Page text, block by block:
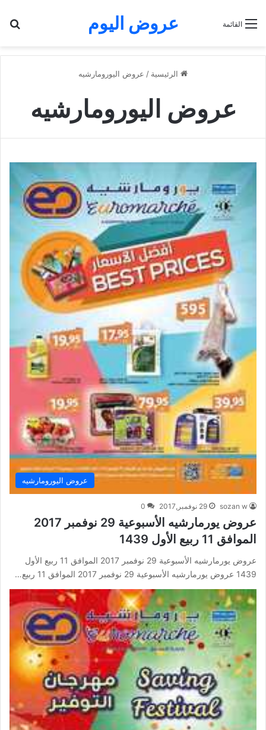
عروض اليوم القائمة
الرئيسية / عروض اليورومارشيه
عروض اليورومارشيه
عروض اليورومارشيه
sozan w 29 نوفمبر,2017 0
عروض يورمارشيه الأسبوعية 29 نوفمبر 2017
الموافق 11 ربيع الأول 1439
عروض يورمارشيه الأسبوعية 29 نوفمبر 2017 الموافق 11 ربيع الأول
1439 عروض يورمارشيه الأسبوعية 29 نوفمبر 2017 الموافق 11 ربيع…